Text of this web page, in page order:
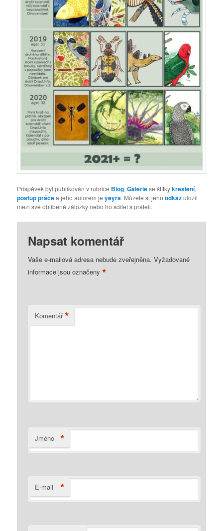
Příspěvek byl publikován v rubrice Blog,Galeriese štítkykreslení,
postup prácea jeho autorem jeyeyra. Můžete si jehoodkazuložit
mezi své oblíbené záložky nebo ho sdílet s přáteli.
Napsat komentář
Vaše e-mailová adresa nebude zveřejněna. Vyžadované
informace jsou označeny*
Komentář *
Jméno *
E-mail *